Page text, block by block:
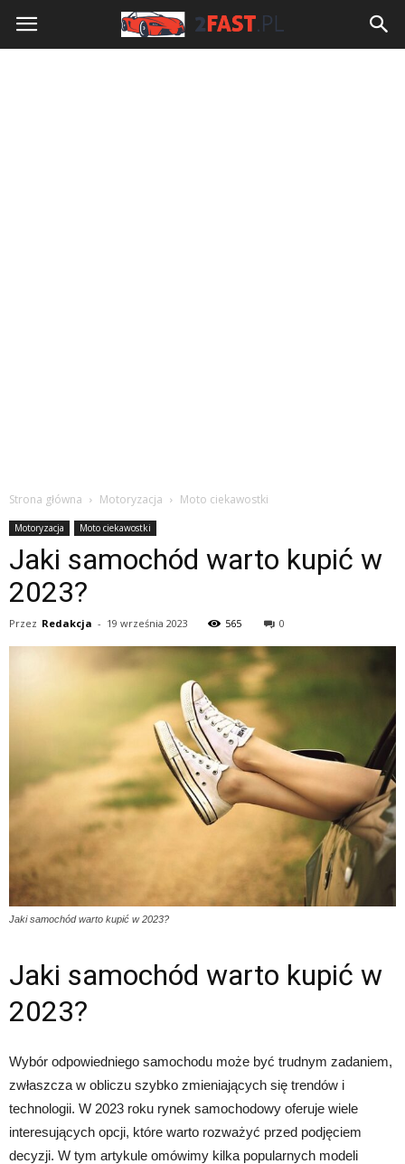
Strona główna Motoryzacja Moto ciekawostki
Motoryzacja Moto ciekawostki
Jaki samochód warto kupić w
2023?
Przez Redakcja - 19 września 2023 565 0
Jaki samochód warto kupić w 2023?
Jaki samochód warto kupić w
2023?
Wybór odpowiedniego samochodu może być trudnym zadaniem,
zwłaszcza w obliczu szybko zmieniających się trendów i
technologii. W 2023 roku rynek samochodowy oferuje wiele
interesujących opcji, które warto rozważyć przed podjęciem
decyzji. W tym artykule omówimy kilka popularnych modeli